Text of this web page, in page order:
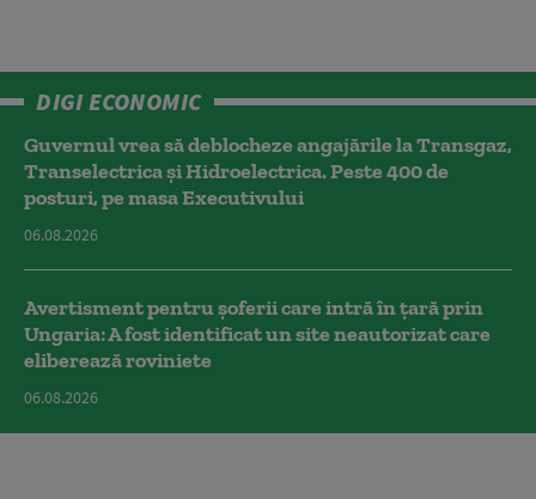
DIGI ECONOMIC
Guvernul vrea să deblocheze angajările la Transgaz,
Transelectrica și Hidroelectrica. Peste 400 de
posturi, pe masa Executivului
06.08.2026
Avertisment pentru șoferii care intră în țară prin
Ungaria: A fost identificat un site neautorizat care
eliberează roviniete
06.08.2026